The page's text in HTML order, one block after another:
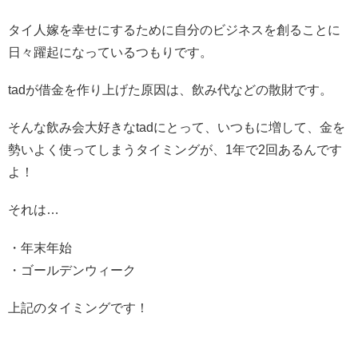
タイ人嫁を幸せにするために自分のビジネスを創ることに
日々躍起になっているつもりです。
tadが借金を作り上げた原因は、飲み代などの散財です。
そんな飲み会大好きなtadにとって、いつもに増して、金を
勢いよく使ってしまうタイミングが、1年で2回あるんです
よ！
それは…
・年末年始
・ゴールデンウィーク
上記のタイミングです！